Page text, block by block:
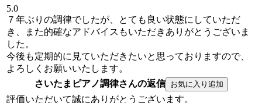
5.0
７年ぶりの調律でしたが、とても良い状態にしていただ
き、また的確なアドバイスもいただきありがとうございま
した。
今後も定期的に見ていただきたいと思っておりますので、
よろしくお願いいたします。
さいたまピアノ調律さんの返信
評価いただいて誠にありがとうございます。